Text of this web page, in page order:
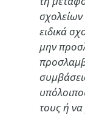
σχολείων
ειδικά
μην
τους ή